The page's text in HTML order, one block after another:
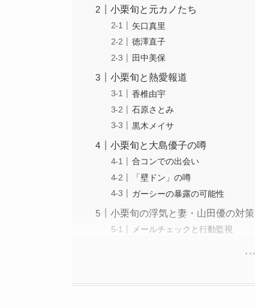
小栗旬と元カノたち
矢口真里
徳澤直子
田中美保
小栗旬と熱愛報道
香椎由宇
石原さとみ
黒木メイサ
小栗旬と大島優子の噂
合コンでの出会い
「壁ドン」の噂
ガーシーの暴露の可能性
小栗旬の浮気と妻・山田優の対策
メールチェックと行動監視